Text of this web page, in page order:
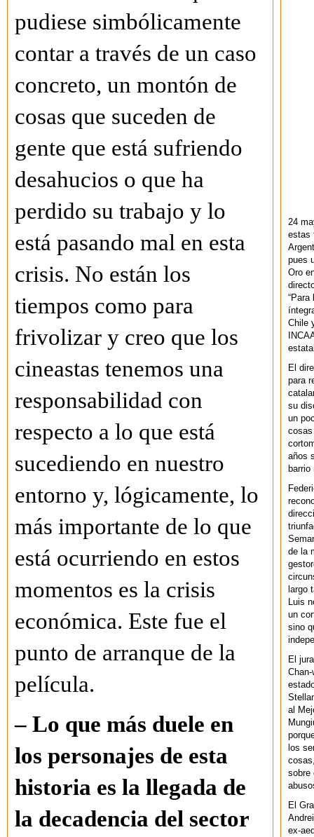
pudiese simbólicamente
contar a través de un caso
concreto, un montón de
cosas que suceden de
gente que está sufriendo
desahucios o que ha
perdido su trabajo y lo
está pasando mal en esta
crisis. No están los
tiempos como para
frivolizar y creo que los
cineastas tenemos una
responsabilidad con
respecto a lo que está
sucediendo en nuestro
entorno y, lógicamente, lo
más importante de lo que
está ocurriendo en estos
momentos es la crisis
económica. Este fue el
punto de arranque de la
película.
– Lo que más duele en
los personajes de esta
historia es la llegada de
la decadencia del sector
24
estas
pues
Oro
“Para
Chile
El
para
su
un
cosas
años
de la
largo
Luis
un
sino
El
al
los
sobre
El
ex-